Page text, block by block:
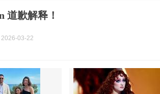
道歉解释！
03-22